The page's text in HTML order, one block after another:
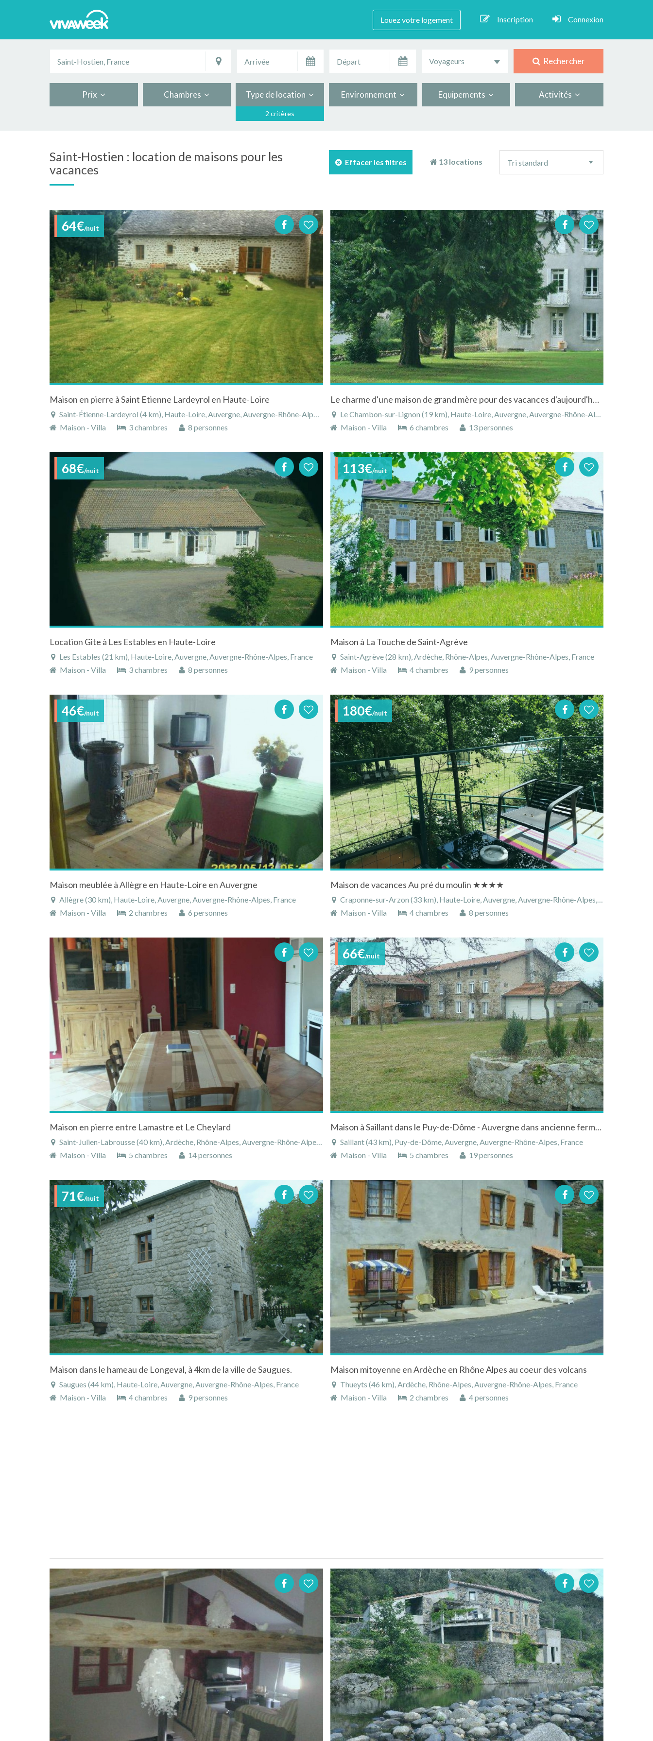
Louez votre logement Inscription Connexion
Voyageurs Rechercher
Prix Chambres Type de location
2 critères
Environnement Equipements Activités
Saint-Hostien : location de maisons pour les
vacances
Effacer les filtres 13 locations
tri
Tri standard
64€/nuit
Maison en pierre à Saint Etienne Lardeyrol en Haute-Loire
Saint-Étienne-Lardeyrol (4 km), Haute-Loire, Auvergne, Auvergne-Rhône-Alpes, France
Maison - Villa
3 chambres 8 personnes
Le charme d'une maison de grand mère pour des vacances d'aujourd'hui auChambon-sur-Lignon
Le Chambon-sur-Lignon (19 km), Haute-Loire, Auvergne, Auvergne-Rhône-Alpes, France
Maison - Villa
6 chambres 13 personnes
68€/nuit
Location Gite à Les Estables en Haute-Loire
Les Estables (21 km), Haute-Loire, Auvergne, Auvergne-Rhône-Alpes, France
Maison - Villa
3 chambres 8 personnes
113€/nuit
Maison à La Touche de Saint-Agrève
Saint-Agrève (28 km), Ardèche, Rhône-Alpes, Auvergne-Rhône-Alpes, France
Maison - Villa
4 chambres 9 personnes
46€/nuit
Maison meublée à Allègre en Haute-Loire en Auvergne
Allègre (30 km), Haute-Loire, Auvergne, Auvergne-Rhône-Alpes, France
Maison - Villa
2 chambres 6 personnes
180€/nuit
Maison de vacances Au pré du moulin ★★★★
Craponne-sur-Arzon (33 km), Haute-Loire, Auvergne, Auvergne-Rhône-Alpes, France
Maison - Villa
4 chambres 8 personnes
Maison en pierre entre Lamastre et Le Cheylard
Saint-Julien-Labrousse (40 km), Ardèche, Rhône-Alpes, Auvergne-Rhône-Alpes, France
Maison - Villa
5 chambres 14 personnes
66€/nuit
Maison à Saillant dans le Puy-de-Dôme - Auvergne dans ancienne ferme renovée
Saillant (43 km), Puy-de-Dôme, Auvergne, Auvergne-Rhône-Alpes, France
Maison - Villa
5 chambres 19 personnes
71€/nuit
Maison dans le hameau de Longeval, à 4km de la ville de Saugues.
Saugues (44 km), Haute-Loire, Auvergne, Auvergne-Rhône-Alpes, France
Maison - Villa
4 chambres 9 personnes
Maison mitoyenne en Ardèche en Rhône Alpes au coeur des volcans
Thueyts (46 km), Ardèche, Rhône-Alpes, Auvergne-Rhône-Alpes, France
Maison - Villa
2 chambres 4 personnes